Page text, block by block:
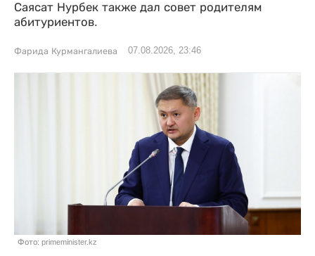
Саясат Нурбек также дал совет родителям
абитуриентов.
Фарида Курмангалиева 07.08.2026, 23:46
Фото: primeminister.kz